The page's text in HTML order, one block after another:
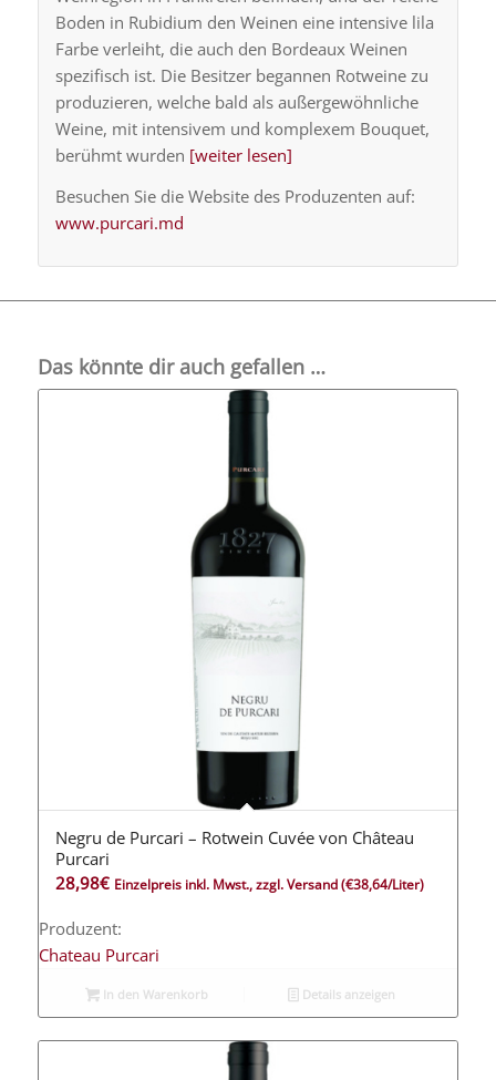
Boden in Rubidium den Weinen eine intensive lila
Farbe verleiht, die auch den Bordeaux Weinen
spezifisch ist. Die Besitzer begannen Rotweine zu
produzieren, welche bald als außergewöhnliche
Weine, mit intensivem und komplexem Bouquet,
berühmt wurden [weiter lesen]
Besuchen Sie die Website des Produzenten auf:
www.purcari.md
Das könnte dir auch gefallen …
5.00
Negru de Purcari – Rotwein Cuvée von Château
Purcari
28,98€ Einzelpreis inkl. Mwst., zzgl. Versand(€38,64/Liter)
Produzent:
Chateau Purcari
In den Warenkorb Details anzeigen